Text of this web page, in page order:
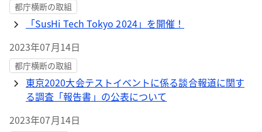
都庁横断の取組
「SusHi Tech Tokyo 2024」を開催！
2023年07月14日
都庁横断の取組
東京2020大会テストイベントに係る談合報道に関す
る調査「報告書」の公表について
2023年07月14日